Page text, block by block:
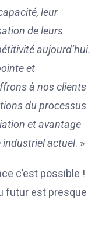
leur
de leurs
aujourd’hui.
et
à nos clients
du processus
et avantage
actuel. »
c’est possible !
futur est presque